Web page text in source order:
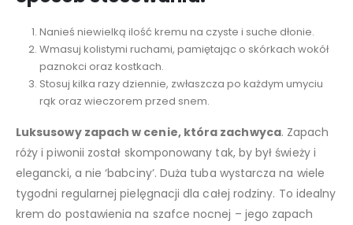
Nanieś niewielką ilość kremu na czyste i suche dłonie.
Wmasuj kolistymi ruchami, pamiętając o skórkach wokół
paznokci oraz kostkach.
Stosuj kilka razy dziennie, zwłaszcza po każdym umyciu
rąk oraz wieczorem przed snem.
Luksusowy zapach w cenie, która zachwyca. Zapach
róży i piwonii został skomponowany tak, by był świeży i
elegancki, a nie ‘babciny’. Duża tuba wystarcza na wiele
tygodni regularnej pielęgnacji dla całej rodziny. To idealny
krem do postawienia na szafce nocnej – jego zapach